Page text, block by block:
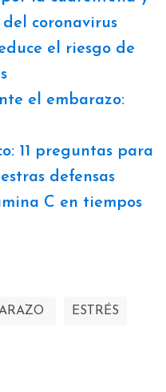
coronavirus
el riesgo de
el embarazo:
11 preguntas para
defensas
C en tiempos
ESTRÉS